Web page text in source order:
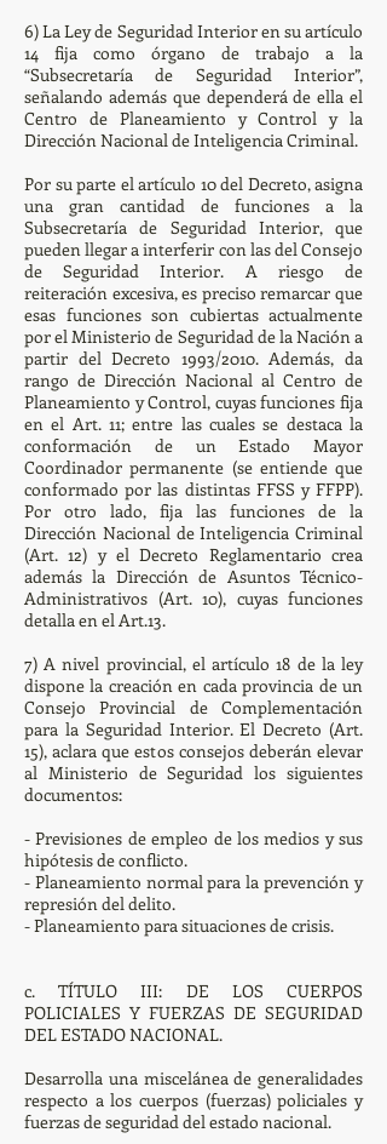
6) La Ley de Seguridad Interior en su artículo
14 fija como órgano de trabajo a la
“Subsecretaría de Seguridad Interior”,
señalando además que dependerá de ella el
Centro de Planeamiento y Control y la
Dirección Nacional de Inteligencia Criminal.
Por su parte el artículo 10 del Decreto, asigna
una gran cantidad de funciones a la
Subsecretaría de Seguridad Interior, que
pueden llegar a interferir con las del Consejo
de Seguridad Interior. A riesgo de
reiteración excesiva, es preciso remarcar que
esas funciones son cubiertas actualmente
por el Ministerio de Seguridad de la Nación a
partir del Decreto 1993/2010. Además, da
rango de Dirección Nacional al Centro de
Planeamiento y Control, cuyas funciones fija
en el Art. 11; entre las cuales se destaca la
conformación de un Estado Mayor
Coordinador permanente (se entiende que
conformado por las distintas FFSS y FFPP).
Por otro lado, fija las funciones de la
Dirección Nacional de Inteligencia Criminal
(Art. 12) y el Decreto Reglamentario crea
además la Dirección de Asuntos Técnico-
Administrativos (Art. 10), cuyas funciones
detalla en el Art.13.
7) A nivel provincial, el artículo 18 de la ley
dispone la creación en cada provincia de un
Consejo Provincial de Complementación
para la Seguridad Interior. El Decreto (Art.
15), aclara que estos consejos deberán elevar
al Ministerio de Seguridad los siguientes
documentos:
- Previsiones de empleo de los medios y sus
hipótesis de conflicto.
- Planeamiento normal para la prevención y
represión del delito.
- Planeamiento para situaciones de crisis.
c. TÍTULO III: DE LOS CUERPOS
POLICIALES Y FUERZAS DE SEGURIDAD
DEL ESTADO NACIONAL.
Desarrolla una miscelánea de generalidades
respecto a los cuerpos (fuerzas) policiales y
fuerzas de seguridad del estado nacional.